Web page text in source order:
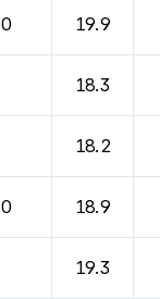
0 19.9
18.3
18.2
0 18.9
19.3